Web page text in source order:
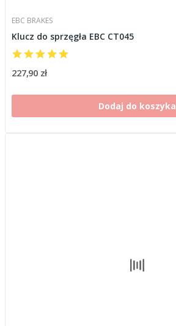
EBC BRAKES
Klucz do sprzęgła EBC CT045
227,90 zł
Dodaj do koszyka